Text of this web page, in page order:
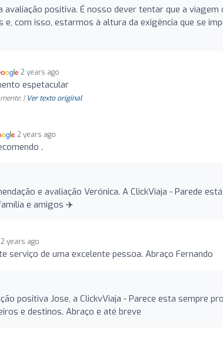
avaliação positiva. É nosso dever tentar que a
e, com isso, estarmos à altura da exigência que se
2 years ago
espetacular
| Ver texto original
2 years ago
.
e avaliação Verónica. A ClickViaja - Parede
e amigos ✈️
2 years ago
serviço de uma excelente pessoa. Abraço Fernando
positiva Jose, a ClickvViaja - Parece esta sempre
e destinos. Abraço e até breve